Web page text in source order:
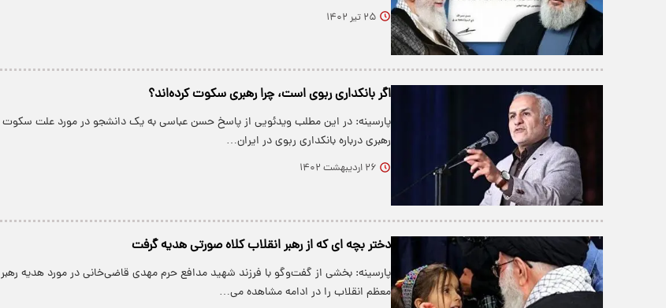
۲۵ تیر ۱۴۰۲
اگر بانکداری ربوی است، چرا رهبری سکوت کرده‌اند؟
پارسینه: در این مطلب ویدئویی از پاسخ حسن عباسی به یک دانشجو در مورد علت سکوت
رهبری درباره بانکداری ربوی در ایران…
۲۶ اردیبهشت ۱۴۰۲
دختر بچه ای که از رهبر انقلاب کلاه صورتی هدیه گرفت
پارسینه: بخشی از گفت‌وگو با فرزند شهید مدافع حرم مهدی قاضی‌خانی در مورد هدیه رهبر
معظم انقلاب را در ادامه مشاهده می…